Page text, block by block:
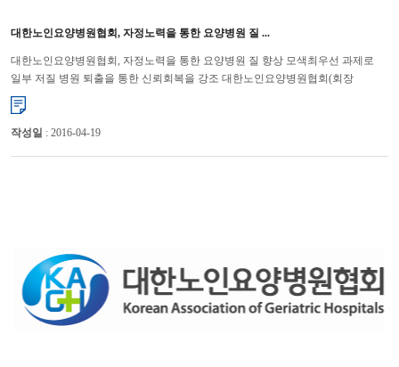
대한노인요양병원협회, 자정노력을 통한 요양병원 질 ...
대한노인요양병원협회, 자정노력을 통한 요양병원 질 향상 모색최우선 과제로
일부 저질 병원 퇴출을 통한 신뢰회복을 강조 대한노인요양병원협회(회장
박용우)는 26일(화)에 개최된 기자간담회에서 자정노력을 통...
작성일 : 2016-04-19